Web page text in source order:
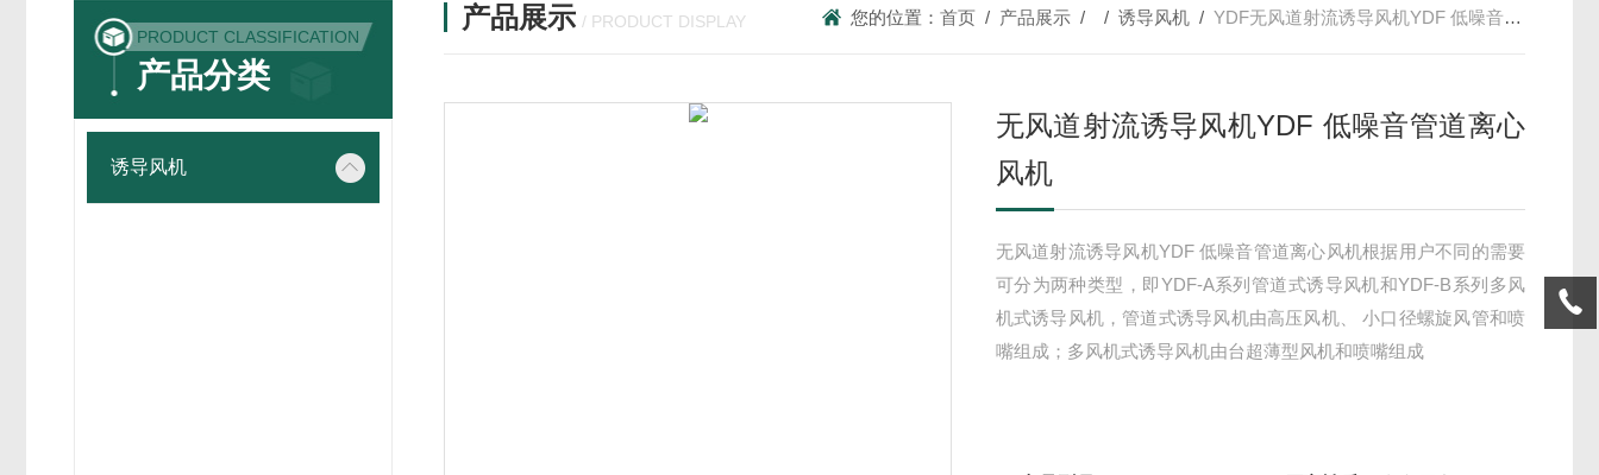
PRODUCT CLASSIFICATION
产品分类
诱导风机
产品展示 / PRODUCT DISPLAY 您的位置：首页 / 产品展示 / /诱导风机 /YDF无风道射流诱导风机YDF 低噪音管道离心风机
无风道射流诱导风机YDF 低噪音管道离心
风机
无风道射流诱导风机YDF 低噪音管道离心风机根据用户不同的需要
可分为两种类型，即YDF-A系列管道式诱导风机和YDF-B系列多风
机式诱导风机，管道式诱导风机由高压风机、 小口径螺旋风管和喷
嘴组成；多风机式诱导风机由台超薄型风机和喷嘴组成